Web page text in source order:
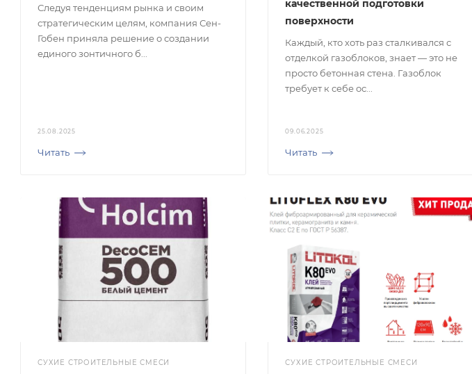
25.08.2025
Читать
Следуя тенденциям рынка и своим
стратегическим целям, компания Сен-
Гобен приняла решение о создании
единого зонтичного б...
09.06.2025
Читать
качественной подготовки
поверхности
Каждый, кто хоть раз сталкивался с
отделкой газоблоков, знает — это не
просто бетонная стена. Газоблок
требует к себе ос...
СУХИЕ СТРОИТЕЛЬНЫЕ СМЕСИ СУХИЕ СТРОИТЕЛЬНЫЕ СМЕСИ